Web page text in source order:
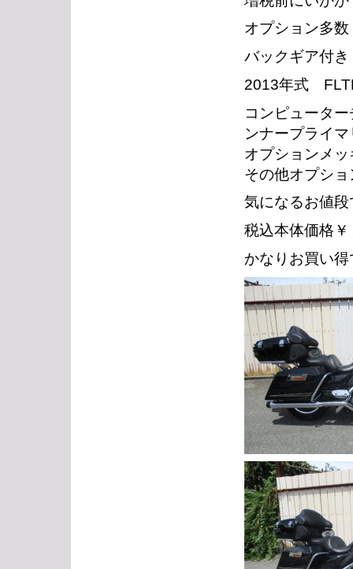
オプション多
バックギア付き
2013年式
コンピュータ
ンナープライ
オプションメ
その他オプシ
気になるお値
税込本体価格
かなりお買い